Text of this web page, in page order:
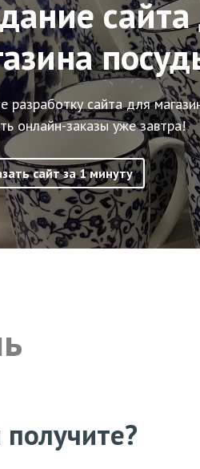
разработку сайта для
онлайн-заказы уже завтра!
сайт за 1 минуту